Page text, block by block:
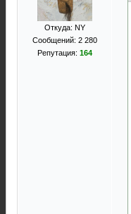
Откуда: NY
Сообщений: 2 280
Репутация: 164